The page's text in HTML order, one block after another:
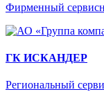
Фирменный
ГК ИСКАНДЕР
Региональный